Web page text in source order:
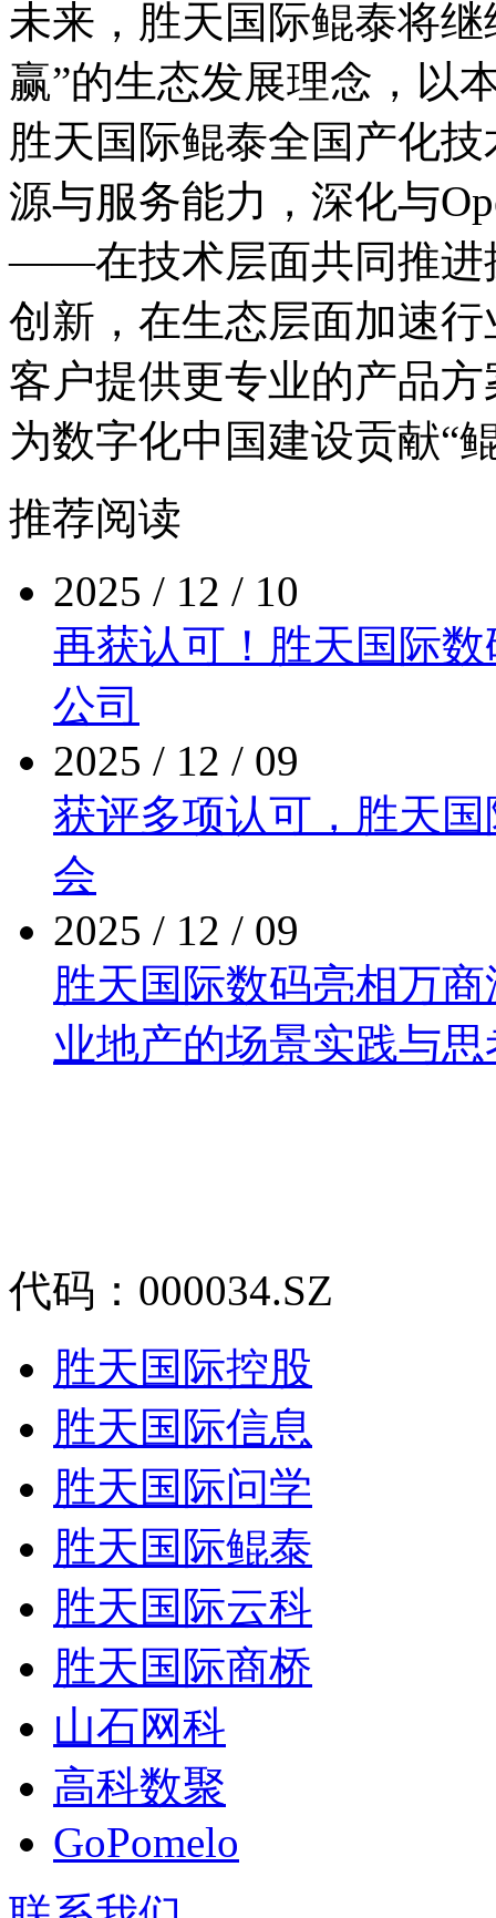
未来，胜天国际鲲泰将
赢”的生态发展理念，以
胜天国际鲲泰全国产化
源与服务能力，深化与
——在技术层面共同推进
创新，在生态层面加速
客户提供更专业的产品方
为数字化中国建设贡献“
推荐阅读
2025 / 12 / 10
再获认可！胜天国
公司
2025 / 12 / 09
获评多项认可，胜
会
2025 / 12 / 09
胜天国际数码亮相万商
业地产的场景实践与思
代码：000034.SZ
胜天国际控股
胜天国际信息
胜天国际问学
胜天国际鲲泰
胜天国际云科
胜天国际商桥
山石网科
高科数聚
GoPomelo